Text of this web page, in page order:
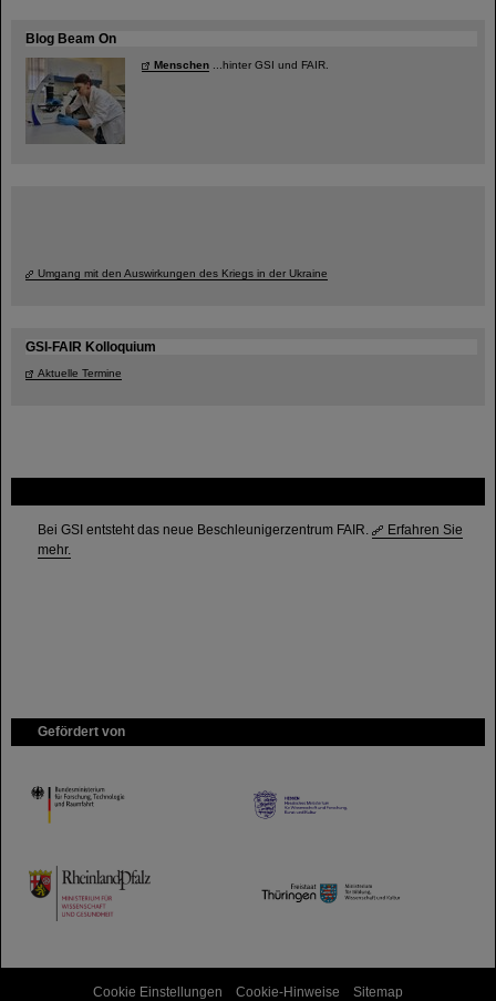
Bei GSI entsteht das neue Beschleunigerzentrum FAIR.
Erfahren Sie
mehr.
Gefördert von
HMWK
TMWWDG
Blog Beam On
Menschen ...hinter GSI und FAIR.
Umgang mit den Auswirkungen des Kriegs in der Ukraine
GSI-FAIR Kolloquium
Aktuelle Termine
Cookie Einstellungen Cookie-Hinweise Sitemap